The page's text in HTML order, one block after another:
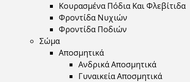
Κουρασμένα Πόδια Και Φλεβίτιδα
Φροντίδα Νυχιών
Φροντίδα Ποδιών
Σώμα
Αποσμητικά
Ανδρικά Αποσμητικά
Γυναικεία Αποσμητικά